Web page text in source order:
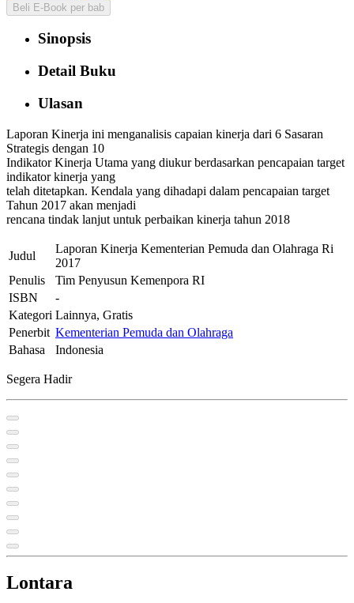
Beli E-Book per bab
Sinopsis
Detail Buku
Ulasan
Laporan Kinerja ini menganalisis capaian kinerja dari 6 Sasaran
Strategis dengan 10
Indikator Kinerja Utama yang diukur berdasarkan pencapaian target
indikator kinerja yang
telah ditetapkan. Kendala yang dihadapi dalam pencapaian target
Tahun 2017 akan menjadi
rencana tindak lanjut untuk perbaikan kinerja tahun 2018
Judul
Laporan Kinerja Kementerian Pemuda dan Olahraga Ri
2017
Penulis
Tim Penyusun Kemenpora RI
ISBN
-
Kategori Lainnya, Gratis
Penerbit Kementerian Pemuda dan Olahraga
Bahasa
Indonesia
Segera Hadir
Lontara